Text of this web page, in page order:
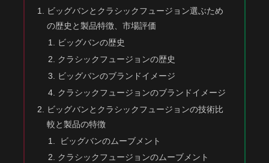
ビッグバンとクラシックフュージョン選ぶため
の歴史と製品特徴、市場評価
ビッグバンの歴史
クラシックフュージョンの歴史
ビッグバンのブランドイメージ
クラシックフュージョンのブランドイメージ
ビッグバンとクラシックフュージョンの技術比
較と製品の特徴
ビッグバンのムーブメント
クラシックフュージョンのムーブメント